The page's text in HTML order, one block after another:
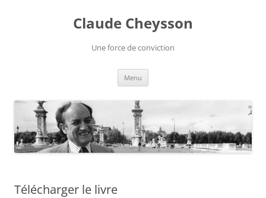
Claude Cheysson
Une force de conviction
Menu
Télécharger le livre